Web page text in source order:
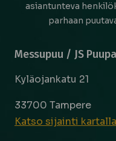
asiantunteva
parhaan
Messupuu / JS
Kyläojankatu 21
33700 Tampere
Katso sijainti kartalla